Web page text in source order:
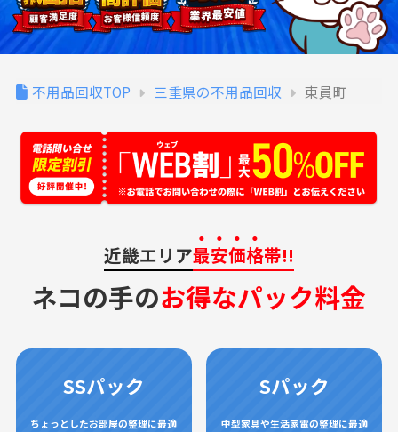
不用品回収TOP 三重県の不用品回収 東員町
近畿エリア最安価格帯!!
ネコの手のお得なパック料金
SSパック
ちょっとしたお部屋の整理に最適
Sパック
中型家具や生活家電の整理に最適